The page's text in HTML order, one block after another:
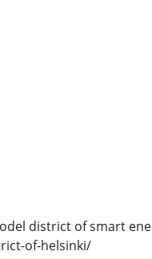
district of smart
of-helsinki/